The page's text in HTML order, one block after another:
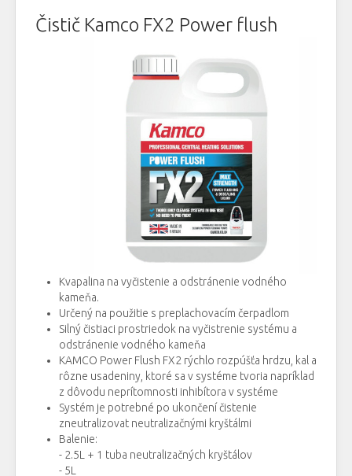
Čistič Kamco FX2 Power flush
Kvapalina na vyčistenie a odstránenie vodného
kameňa.
Určený na použitie s preplachovacím čerpadlom
Silný čistiaci prostriedok na vyčistrenie systému a
odstránenie vodného kameňa
KAMCO Power Flush FX2 rýchlo rozpúšťa hrdzu, kal a
rôzne usadeniny, ktoré sa v systéme tvoria napríklad
z dôvodu neprítomnosti inhibítora v systéme
Systém je potrebné po ukončení čistenie
zneutralizovat neutralizačnými kryštálmi
Balenie:
- 2.5L + 1 tuba neutralizačných kryštálov
- 5L